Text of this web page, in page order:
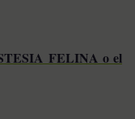
FELINA o el